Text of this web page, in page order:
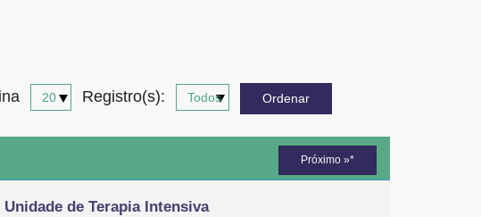
Registro(s):
Próximo »*
de Terapia Intensiva